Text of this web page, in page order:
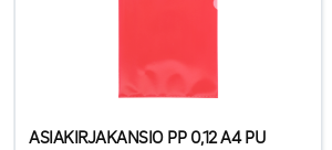
ASIAKIRJAKANSIO PP 0,12 A4 PU